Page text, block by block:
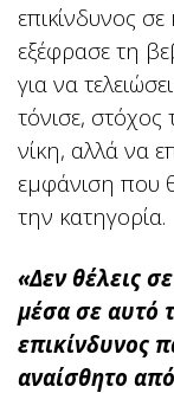
επικίνδυνος
εξέφρασε τη
για να
τόνισε, στόχος
νίκη, αλλά να
εμφάνιση που
την κατηγορία.
«Δεν θέλεις
μέσα σε αυτό
επικίνδυνος
αναίσθητο